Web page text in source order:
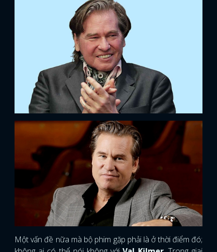
Một vấn đề nữa mà bộ phim gặp phải là ở thời điểm đó;